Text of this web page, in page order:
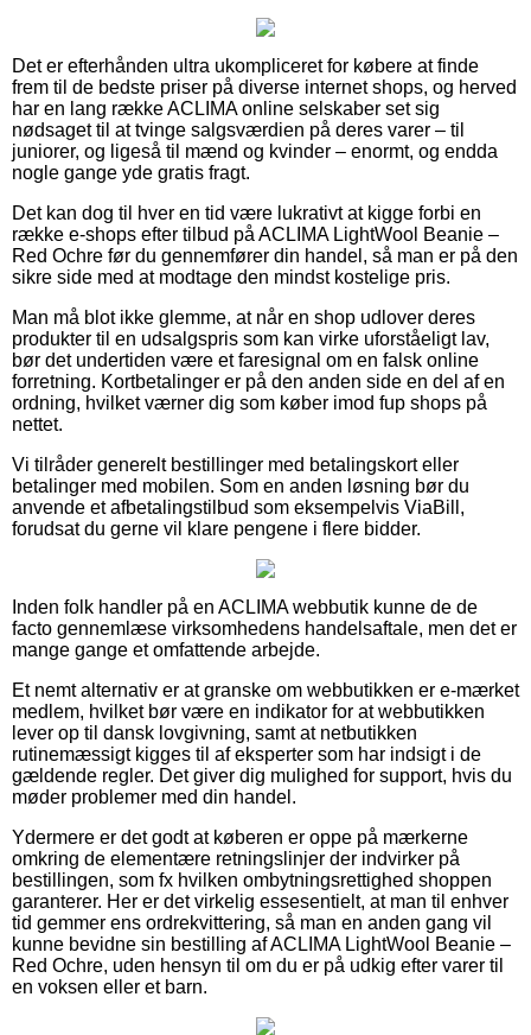
Det er efterhånden ultra ukompliceret for købere at finde
frem til de bedste priser på diverse internet shops, og herved
har en lang række ACLIMA online selskaber set sig
nødsaget til at tvinge salgsværdien på deres varer – til
juniorer, og ligeså til mænd og kvinder – enormt, og endda
nogle gange yde gratis fragt.
Det kan dog til hver en tid være lukrativt at kigge forbi en
række e-shops efter tilbud på ACLIMA LightWool Beanie –
Red Ochre før du gennemfører din handel, så man er på den
sikre side med at modtage den mindst kostelige pris.
Man må blot ikke glemme, at når en shop udlover deres
produkter til en udsalgspris som kan virke uforståeligt lav,
bør det undertiden være et faresignal om en falsk online
forretning. Kortbetalinger er på den anden side en del af en
ordning, hvilket værner dig som køber imod fup shops på
nettet.
Vi tilråder generelt bestillinger med betalingskort eller
betalinger med mobilen. Som en anden løsning bør du
anvende et afbetalingstilbud som eksempelvis ViaBill,
forudsat du gerne vil klare pengene i flere bidder.
Inden folk handler på en ACLIMA webbutik kunne de de
facto gennemlæse virksomhedens handelsaftale, men det er
mange gange et omfattende arbejde.
Et nemt alternativ er at granske om webbutikken er e-mærket
medlem, hvilket bør være en indikator for at webbutikken
lever op til dansk lovgivning, samt at netbutikken
rutinemæssigt kigges til af eksperter som har indsigt i de
gældende regler. Det giver dig mulighed for support, hvis du
møder problemer med din handel.
Ydermere er det godt at køberen er oppe på mærkerne
omkring de elementære retningslinjer der indvirker på
bestillingen, som fx hvilken ombytningsrettighed shoppen
garanterer. Her er det virkelig essesentielt, at man til enhver
tid gemmer ens ordrekvittering, så man en anden gang vil
kunne bevidne sin bestilling af ACLIMA LightWool Beanie –
Red Ochre, uden hensyn til om du er på udkig efter varer til
en voksen eller et barn.